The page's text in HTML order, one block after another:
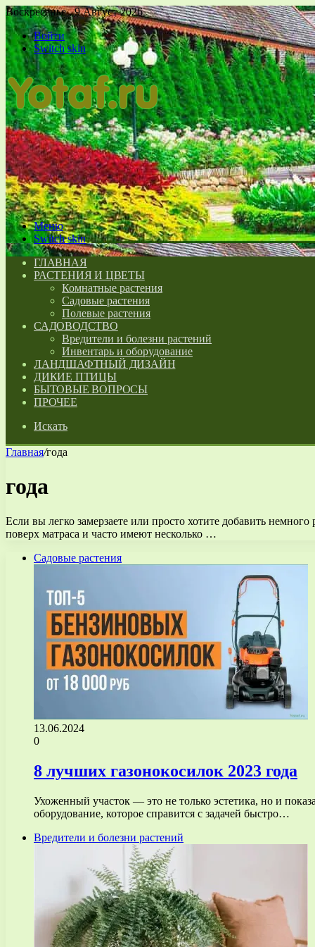
Воскресенье , 9 Август 2026
Войти
Switch skin
Меню
Switch skin
ГЛАВНАЯ
РАСТЕНИЯ И ЦВЕТЫ
Комнатные растения
Садовые растения
Полевые растения
САДОВОДСТВО
Вредители и болезни растений
Инвентарь и оборудование
ЛАНДШАФТНЫЙ ДИЗАЙН
ДИКИЕ ПТИЦЫ
БЫТОВЫЕ ВОПРОСЫ
ПРОЧЕЕ
Искать
Главная/года
года
Если вы легко замерзаете или просто хотите добавить
поверх матраса и часто имеют несколько …
Садовые растения
13.06.2024
0
8 лучших газонокосилок 2023 года
Ухоженный участок — это не только эстетика, но и
оборудование, которое справится с задачей быстро…
Вредители и болезни растений